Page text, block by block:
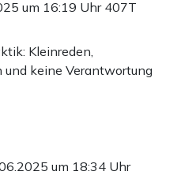
um 16:19 Uhr 407T
Kleinreden,
keine Verantwortung
um 18:34 Uhr